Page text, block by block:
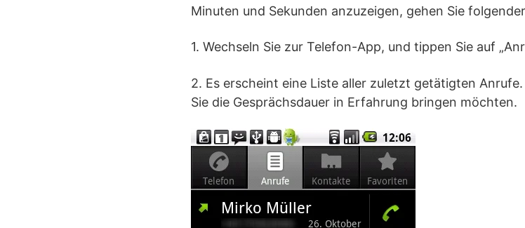
Minuten und Sekunden anzuzeigen, gehen Sie
1. Wechseln Sie zur Telefon-App, und tippen Sie auf
2. Es erscheint eine Liste aller zuletzt getätigten
Sie die Gesprächsdauer in Erfahrung bringen möchten.